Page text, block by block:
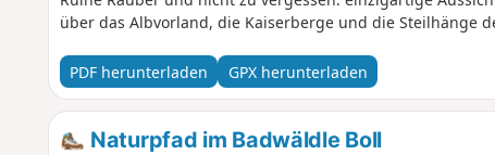
über das Albvorland, die Kaiserberge und die Steilhänge
PDF herunterladen GPX herunterladen
Naturpfad im Badwäldle Boll